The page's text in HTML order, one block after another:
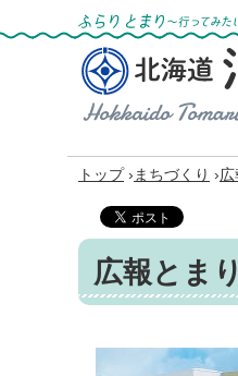
ふらりとまり～行っ
い・帰ってきたい～
Village
トップ › まちづくり ›広
広報とま